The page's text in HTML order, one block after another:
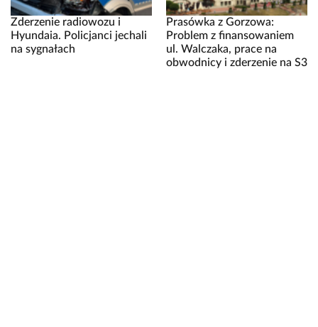
Zderzenie radiowozu i
Hyundaia. Policjanci jechali
na sygnałach
Prasówka z Gorzowa:
Problem z finansowaniem
ul. Walczaka, prace na
obwodnicy i zderzenie na S3